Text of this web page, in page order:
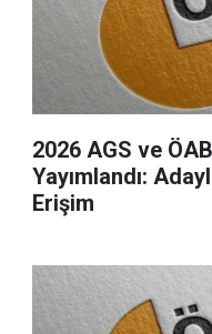
2026 AGS ve
Yayımlandı:
Erişim